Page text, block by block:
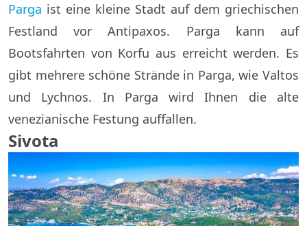
Parga ist eine kleine Stadt auf dem griechischen
Festland vor Antipaxos. Parga kann auf
Bootsfahrten von Korfu aus erreicht werden. Es
gibt mehrere schöne Strände in Parga, wie Valtos
und Lychnos. In Parga wird Ihnen die alte
venezianische Festung auffallen.
Sivota